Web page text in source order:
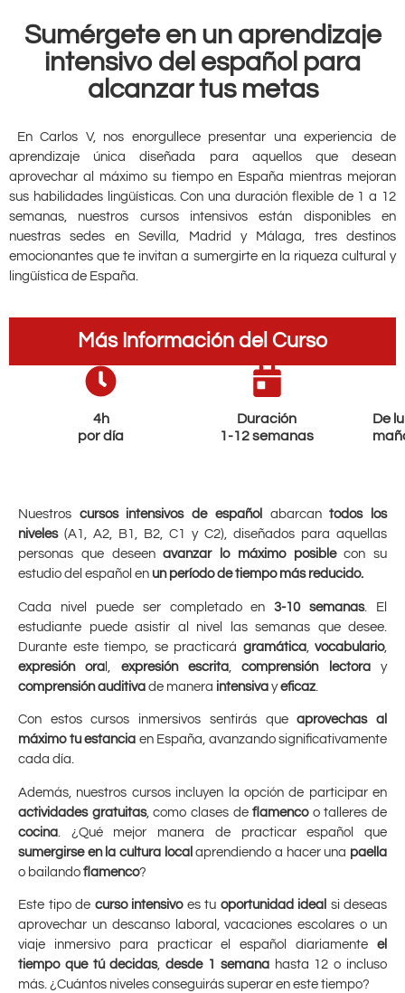
Sumérgete en un aprendizaje
intensivo del español para
alcanzar tus metas
En Carlos V, nos enorgullece presentar una experiencia de
aprendizaje única diseñada para aquellos que desean
aprovechar al máximo su tiempo en España mientras mejoran
sus habilidades lingüísticas. Con una duración flexible de 1 a 12
semanas, nuestros cursos intensivos están disponibles en
nuestras sedes en Sevilla, Madrid y Málaga, tres destinos
emocionantes que te invitan a sumergirte en la riqueza cultural y
lingüística de España.
Más Información del Curso
4h
por día
Duración
1-12 semanas
De
Nuestros cursos intensivos de español abarcantodos los
niveles (A1, A2, B1, B2, C1 y C2), diseñados para aquellas
personas que deseenavanzar lo máximo posiblecon su
estudio del español en un período de tiempo más reducido.
Cada nivel puede ser completado en3-10 semanas. El
estudiante puede asistir al nivel las semanas que desee.
Durante este tiempo, se practicará gramática, vocabulario,
expresión ora
expresión escrita ,comprensión lectoray
comprensión auditiva de manera intensiva yeficaz
Con estos cursos inmersivos sentirás queaprovechas al
máximo tu estancia en España, avanzando significativamente
cada día.
Además, nuestros cursos incluyen la opción de participar en
actividades gratuitas, como clases deflamenco o talleres de
cocina . ¿Qué mejor manera de practicar español que
sumergirse en la cultura localaprendiendo a hacer una paella
o bailando flamenco?
Este tipo de curso intensivo es tu oportunidad ideal si deseas
aprovechar un descanso laboral, vacaciones escolares o un
viaje inmersivo para practicar el español diariamente el
tiempo que tú decidas,desde 1 semana hasta 12 o incluso
más. ¿Cuántos niveles conseguirás superar en este tiempo?